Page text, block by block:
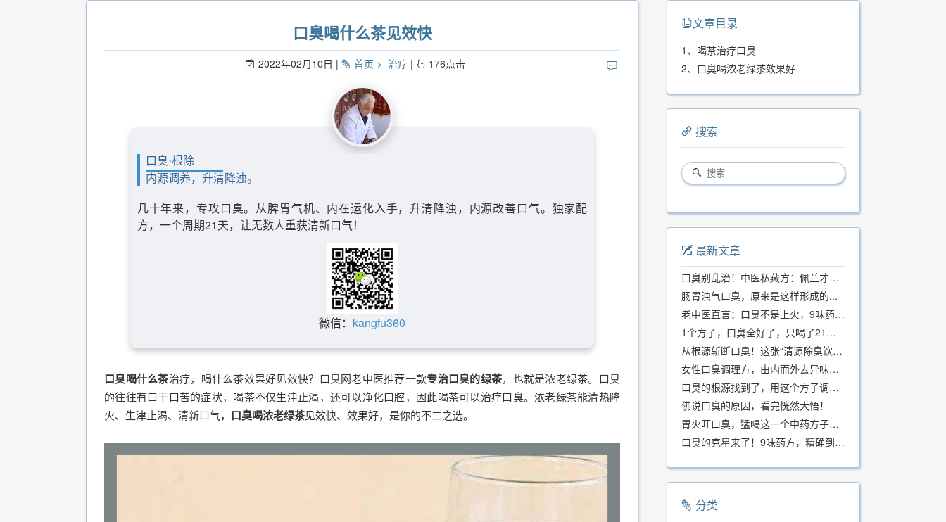
口臭喝什么茶见效快
2022年02月10日 首页 治疗 176点击
口臭·根除
内源调养，升清降浊。
几十年来，专攻口臭。从脾胃气机、内在运化入手，升清降浊，内源改善口气。独家配
方，一个周期21天，让无数人重获清新口气！
微信： kangfu360
口臭喝什么茶治疗，喝什么茶效果好见效快？口臭网老中医推荐一款专治口臭的绿茶，也就是浓老绿茶。口臭
的往往有口干口苦的症状，喝茶不仅生津止渴，还可以净化口腔，因此喝茶可以治疗口臭。浓老绿茶能清热降
火、生津止渴、清新口气， 口臭喝浓老绿茶见效快、效果好，是你的不二之选。
文章目录
1、喝茶治疗口臭
2、口臭喝浓老绿茶效果好
搜索
最新文章
口臭别乱治！中医私藏方：佩兰才是口气克星，喝一周就清爽
肠胃浊气口臭，原来是这样形成的...
老中医直言：口臭不是上火，9味药食同源方，21天根除不反复
1个方子，口臭全好了，只喝了21天！
从根源斩断口臭！这张“清源除臭饮”方子，我用了几十年，效果真不错
女性口臭调理方，由内而外去异味，女性体质专用！
口臭的根源找到了，用这个方子调理，21天口吐芬芳！
佛说口臭的原因，看完恍然大悟！
胃火旺口臭，猛喝这一个中药方子就好了！
口臭的克星来了！9味药方，精确到克、药食同源、安全有效，速看！
分类